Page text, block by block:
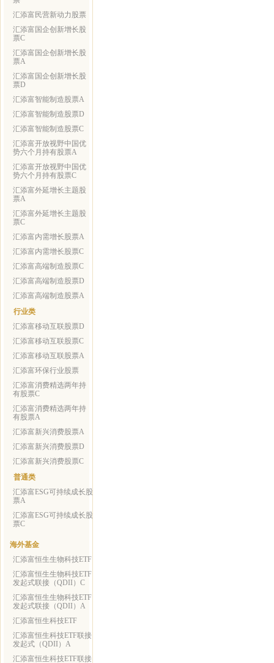
汇添富民营新动力股票
汇添富国企创新增长股
票C
汇添富国企创新增长股
票A
汇添富国企创新增长股
票D
汇添富智能制造股票A
汇添富智能制造股票D
汇添富智能制造股票C
汇添富开放视野中国优
势六个月持有股票A
汇添富开放视野中国优
势六个月持有股票C
汇添富外延增长主题股
票A
汇添富外延增长主题股
票C
汇添富内需增长股票A
汇添富内需增长股票C
汇添富高端制造股票C
汇添富高端制造股票D
汇添富高端制造股票A
行业类
汇添富移动互联股票D
汇添富移动互联股票C
汇添富移动互联股票A
汇添富环保行业股票
汇添富消费精选两年持
有股票C
汇添富消费精选两年持
有股票A
汇添富新兴消费股票A
汇添富新兴消费股票D
汇添富新兴消费股票C
普通类
汇添富ESG可持续成长股
票A
汇添富ESG可持续成长股
票C
海外基金
汇添富恒生生物科技ETF
汇添富恒生生物科技ETF
发起式联接（QDII）C
汇添富恒生生物科技ETF
发起式联接（QDII）A
汇添富恒生科技ETF
汇添富恒生科技ETF联接
发起式（QDII）A
汇添富恒生科技ETF联接